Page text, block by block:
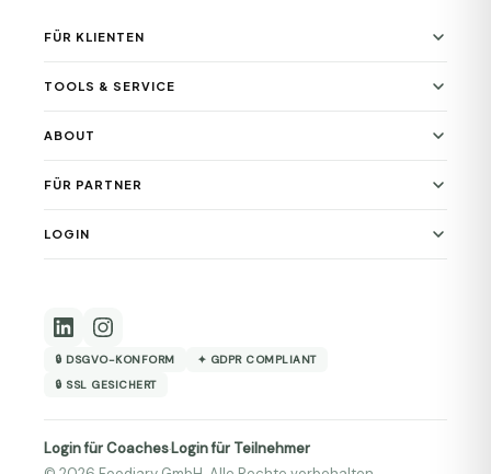
FÜR KLIENTEN
TOOLS & SERVICE
ABOUT
FÜR PARTNER
LOGIN
🔒 DSGVO-KONFORM
✦ GDPR COMPLIANT
🔒 SSL GESICHERT
Login für Coaches·Login für Teilnehmer